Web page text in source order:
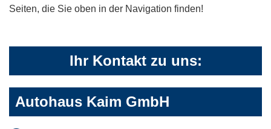
Seiten, die Sie oben in der Navigation finden!
Ihr Kontakt zu uns:
Autohaus Kaim GmbH